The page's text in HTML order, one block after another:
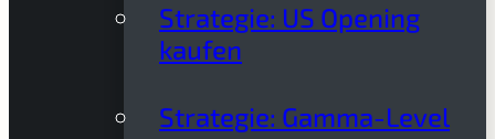
Strategie: US Opening
kaufen
Strategie: Gamma-Level